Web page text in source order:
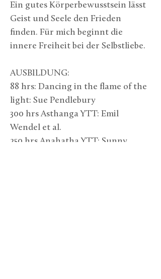
Ein gutes Körperbewusstsein lässt
Geist und Seele den Frieden
finden. Für mich beginnt die
innere Freiheit bei der Selbstliebe.
AUSBILDUNG:
88 hrs: Dancing in the flame of the
light: Sue Pendlebury
300 hrs Asthanga YTT: Emil
Wendel et al.
250 hrs Anahatha YTT: Sunny